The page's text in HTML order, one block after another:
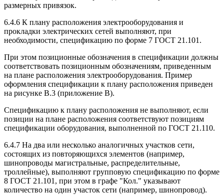
размерных привязок.
6.4.6 К плану расположения электрооборудования и
прокладки электрических сетей выполняют, при
необходимости, спецификацию по форме 7 ГОСТ 21.101.
При этом позиционные обозначения в спецификации должны
соответствовать позиционным обозначениям, приведенным
на плане расположения электрооборудования. Пример
оформления спецификации к плану расположения приведен
на рисунке В.3 (приложение В).
Спецификацию к плану расположения не выполняют, если
позиции на плане расположения соответствуют позициям
спецификации оборудования, выполненной по ГОСТ 21.110.
6.4.7 На два или несколько аналогичных участков сети,
состоящих из повторяющихся элементов (например,
шинопроводы магистральные, распределительные,
троллейные), выполняют групповую спецификацию по форме
8 ГОСТ 21.101, при этом в графе "Кол." указывают
количество на один участок сети (например, шинопровод).